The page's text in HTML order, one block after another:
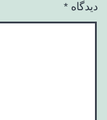
دیدگاه *